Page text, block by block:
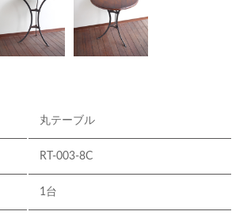
丸テーブル
RT-003-8C
1台